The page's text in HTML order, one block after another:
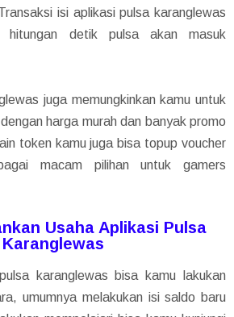
isi aplikasi pulsa karanglewas
detik pulsa akan masuk
juga memungkinkan kamu untuk
harga murah dan banyak promo
token kamu juga bisa topup voucher
macam pilihan untuk gamers
Usaha Aplikasi Pulsa
Karanglewas
karanglewas bisa kamu lakukan
umumnya melakukan isi saldo baru